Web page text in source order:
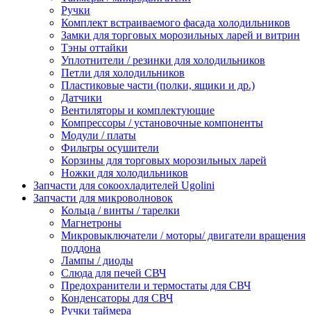
Ручки
Комплект встраиваемого фасада холодильников
Замки для торговых морозильных ларей и витрин
Тэны оттайки
Уплотнители / резинки для холодильников
Петли для холодильников
Пластиковые части (полки, ящики и др.)
Датчики
Вентиляторы и комплектующие
Компрессоры / установочные компоненты
Модули / платы
Фильтры осушители
Корзины для торговых морозильных ларей
Ножки для холодильников
Запчасти для сокоохладителей Ugolini
Запчасти для микроволновок
Кольца / винты / тарелки
Магнетроны
Микровыключатели / моторы/ двигатели вращения
поддона
Лампы / диоды
Слюда для печей СВЧ
Предохранители и термостаты для СВЧ
Конденсаторы для СВЧ
Ручки таймера